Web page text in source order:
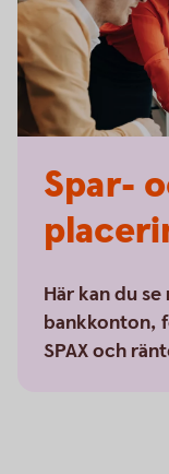
Spar-
Här kan du
bankkonton,
SPAX och